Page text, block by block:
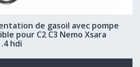
de gasoil avec pompe
pour C2 C3 Nemo Xsara
hdi